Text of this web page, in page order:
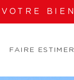
BIEN
FAIRE ESTIMER